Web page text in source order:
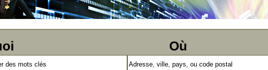
Où